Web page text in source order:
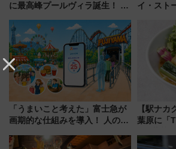
に最高峰プールヴィラ誕生！ 石
美旅「何もしない贅沢」を体験
してみない？
イ・スト
デコレー
「うまいこと考えた」富士急が
画期的な仕組みを導入！ 人のか
ん」始動
【駅ナカ
葉原に「
饅」、オ